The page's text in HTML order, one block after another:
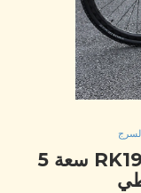
حقيبة سرج الدراجة رينووك RK19512 سعة 5